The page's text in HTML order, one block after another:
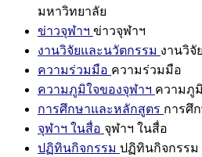
มหาวิทยาลัย
ข่าวจุฬาฯ ข่าวจุฬาฯ
งานวิจัยและนวัตกรรม งานวิจั
ความร่วมมือ ความร่วมมือ
ความภูมิใจของจุฬาฯ ความภู
การศึกษาและหลักสูตร การศึ
จุฬาฯ ในสื่อ จุฬาฯ ในสื่อ
ปฏิทินกิจกรรม ปฏิทินกิจกรรม